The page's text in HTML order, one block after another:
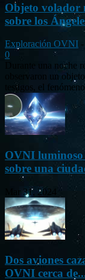
Objeto volador
sobre los
Exploración OVNI -
0
Durante una noche
observaron un
testigos, el
OVNI luminoso
sobre una
Mar 31, 2024
Dos aviones
OVNI cerca